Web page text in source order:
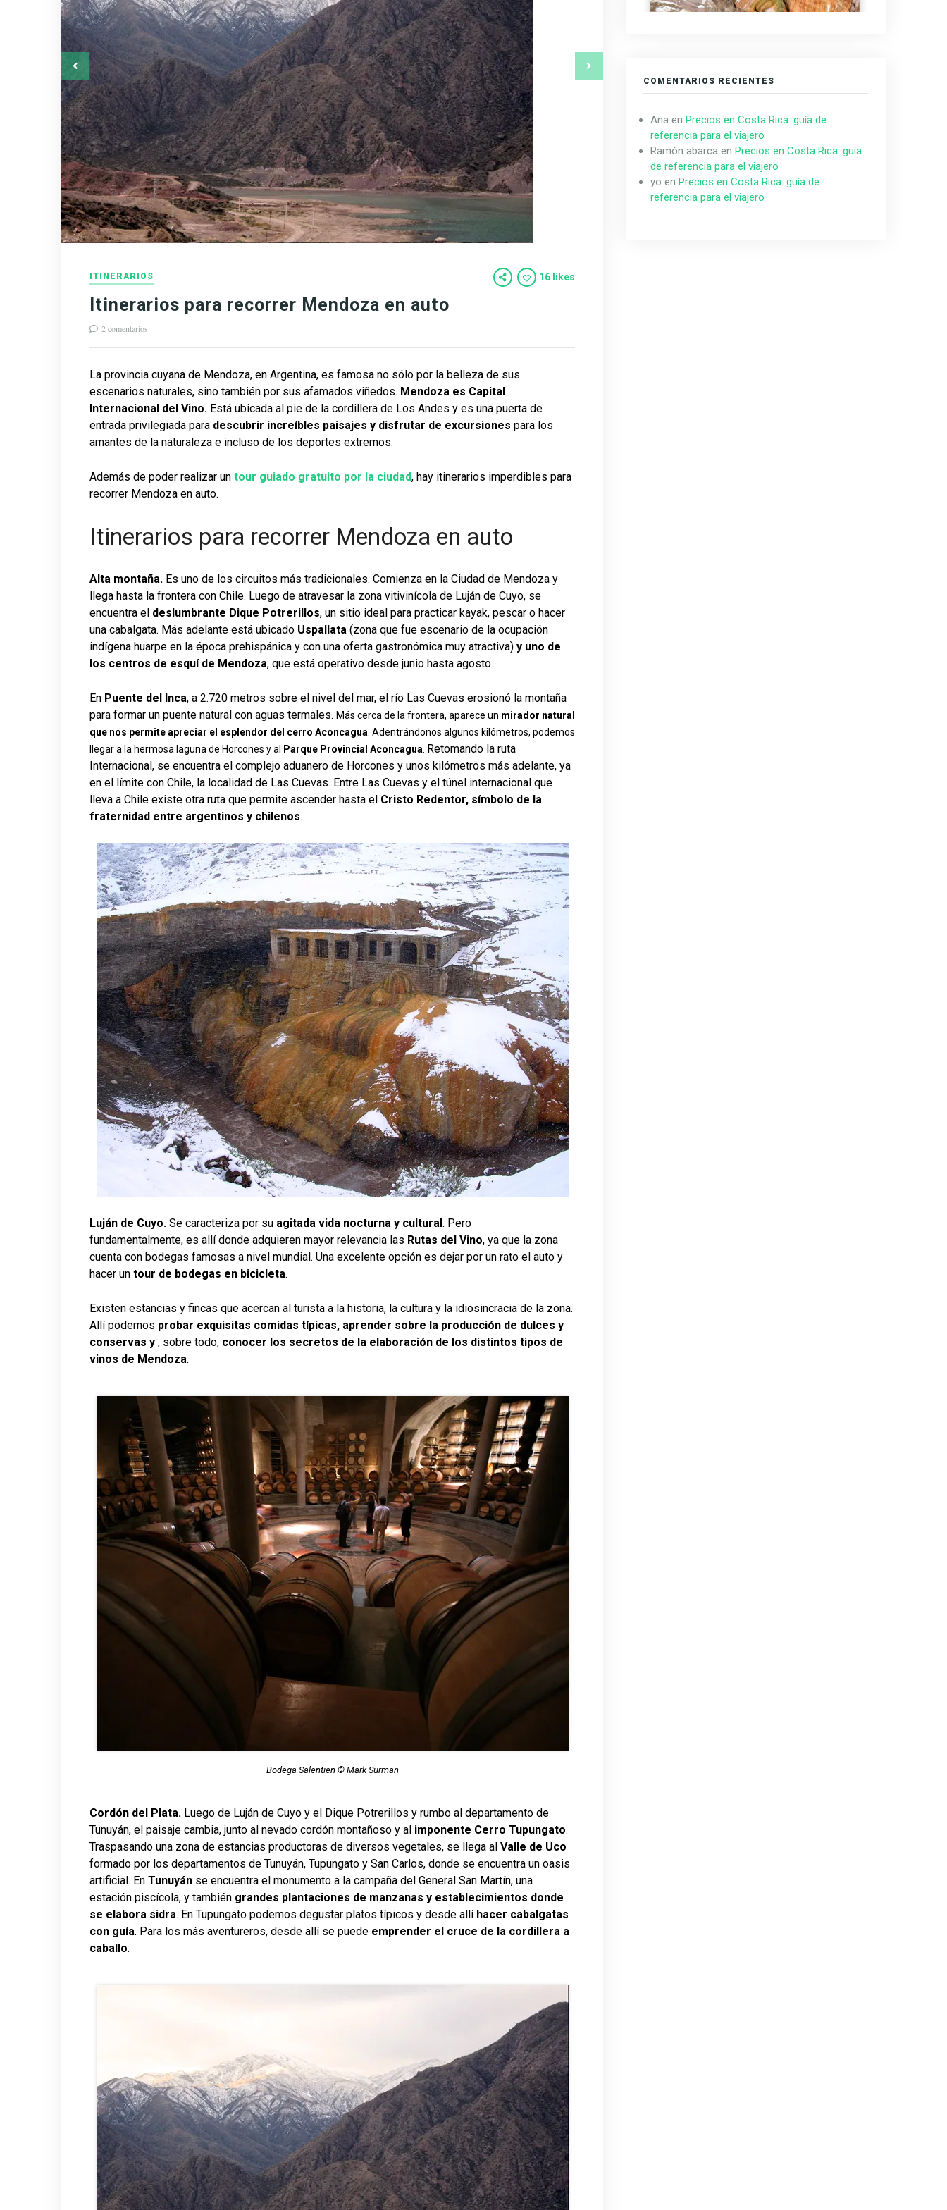
ITINERARIOS 16 likes
Itinerarios para recorrer Mendoza en auto
2 comentarios
La provincia cuyana de Mendoza, en Argentina, es famosa no sólo por la belleza de sus
escenarios naturales, sino también por sus afamados viñedos. Mendoza es Capital
Internacional del Vino. Está ubicada al pie de la cordillera de Los Andes y es una puerta de
entrada privilegiada para descubrir increíbles paisajes y disfrutar de excursiones para los
amantes de la naturaleza e incluso de los deportes extremos.
Además de poder realizar un tour guiado gratuito por la ciudad, hay itinerarios imperdibles para
recorrer Mendoza en auto.
Itinerarios para recorrer Mendoza en auto
Alta montaña. Es uno de los circuitos más tradicionales. Comienza en la Ciudad de Mendoza y
llega hasta la frontera con Chile. Luego de atravesar la zona vitivinícola de Luján de Cuyo, se
encuentra el deslumbrante Dique Potrerillos, un sitio ideal para practicar kayak, pescar o hacer
una cabalgata. Más adelante está ubicado Uspallata (zona que fue escenario de la ocupación
indígena huarpe en la época prehispánica y con una oferta gastronómica muy atractiva) y uno de
los centros de esquí de Mendoza, que está operativo desde junio hasta agosto.
En Puente del Inca, a 2.720 metros sobre el nivel del mar, el río Las Cuevas erosionó la montaña
para formar un puente natural con aguas termales. Más cerca de la frontera, aparece un mirador natural
que nos permite apreciar el esplendor del cerro Aconcagua . Adentrándonos algunos kilómetros, podemos
llegar a la hermosa laguna de Horcones y al
Parque Provincial Aconcagua Retomando la ruta
Internacional, se encuentra el complejo aduanero de Horcones y unos kilómetros más adelante, ya
en el límite con Chile, la localidad de Las Cuevas. Entre Las Cuevas y el túnel internacional que
lleva a Chile existe otra ruta que permite ascender hasta el Cristo Redentor, símbolo de la
fraternidad entre argentinos y chilenos.
Luján de Cuyo. Se caracteriza por su agitada vida nocturna y cultural. Pero
fundamentalmente, es allí donde adquieren mayor relevancia las Rutas del Vino, ya que la zona
cuenta con bodegas famosas a nivel mundial. Una excelente opción es dejar por un rato el auto y
hacer un tour de bodegas en bicicleta.
Existen estancias y fincas que acercan al turista a la historia, la cultura y la idiosincracia de la zona.
Allí podemos probar exquisitas comidas típicas, aprender sobre la producción de dulces y
conservas y , sobre todo, conocer los secretos de la elaboración de los distintos tipos de
vinos de Mendoza.
Bodega Salentien © Mark Surman
Cordón del Plata. Luego de Luján de Cuyo y el Dique Potrerillos y rumbo al departamento de
Tunuyán, el paisaje cambia, junto al nevado cordón montañoso y al imponente Cerro Tupungato.
Traspasando una zona de estancias productoras de diversos vegetales, se llega al Valle de Uco
formado por los departamentos de Tunuyán, Tupungato y San Carlos, donde se encuentra un oasis
artificial. En Tunuyán se encuentra el monumento a la campaña del General San Martín, una
estación piscícola, y también grandes plantaciones de manzanas y establecimientos donde
se elabora sidra. En Tupungato podemos degustar platos típicos y desde allí hacer cabalgatas
con guía. Para los más aventureros, desde allí se puede emprender el cruce de la cordillera a
caballo.
COMENTARIOS RECIENTES
Ana enPrecios en Costa Rica: guía de
referencia para el viajero
Ramón abarca enPrecios en Costa Rica: guía
de referencia para el viajero
yo enPrecios en Costa Rica: guía de
referencia para el viajero